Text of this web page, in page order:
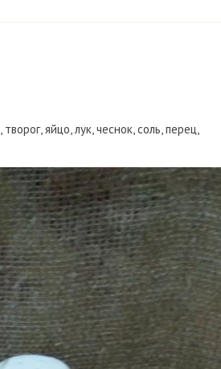
яйцо, лук, чеснок, соль, перец,